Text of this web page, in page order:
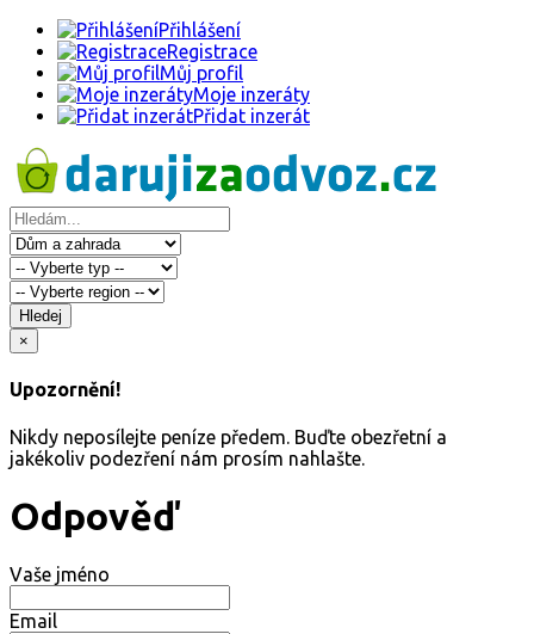
Přihlášení
Registrace
Můj profil
Moje inzeráty
Přidat inzerát
Hledej
×
Upozornění!
Nikdy neposílejte peníze předem. Buďte obezřetní a
jakékoliv podezření nám prosím nahlašte.
Odpověď
Vaše jméno
Email